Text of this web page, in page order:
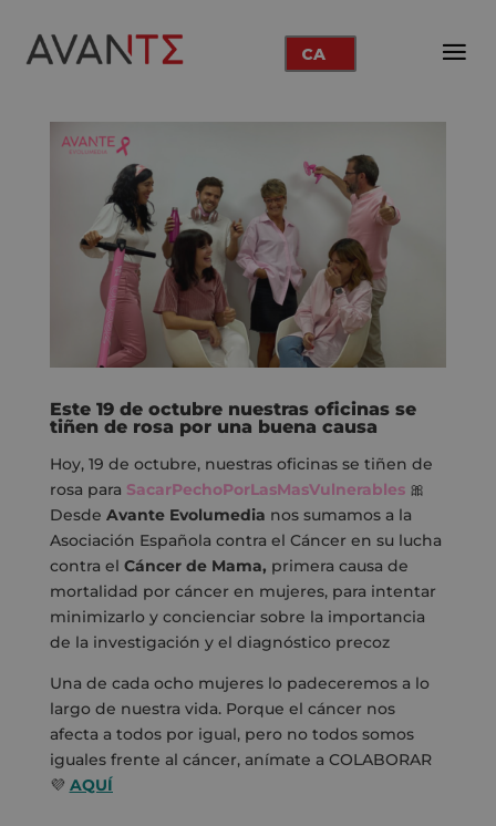
CA
Este 19 de octubre nuestras oficinas se
tiñen de rosa por una buena causa
Hoy, 19 de octubre, nuestras oficinas se tiñen de
rosa para SacarPechoPorLasMasVulnerables🎀
Desde Avante Evolumedia nos sumamos a la
Asociación Española contra el Cáncer en su lucha
contra el Cáncer de Mama, primera causa de
mortalidad por cáncer en mujeres, para intentar
minimizarlo y concienciar sobre la importancia
de la investigación y el diagnóstico precoz
Una de cada ocho mujeres lo padeceremos a lo
largo de nuestra vida. Porque el cáncer nos
afecta a todos por igual, pero no todos somos
iguales frente al cáncer, anímate a COLABORAR
💜 AQUÍ